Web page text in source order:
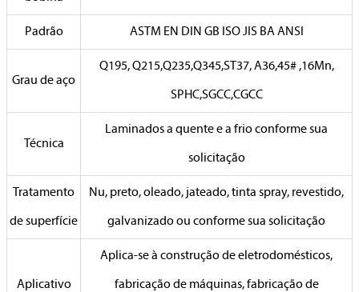
Padrão ASTM EN DIN GB ISO JIS BA ANSI
Grau de aço
Q195, Q215,Q235,Q345,ST37, A36,45# ,16Mn,
SPHC,SGCC,CGCC
Técnica
Laminados a quente e a frio conforme sua
solicitação
Tratamento
de superfície
Nu, preto, oleado, jateado, tinta spray, revestido,
galvanizado ou conforme sua solicitação
Aplicativo
Aplica-se à construção de eletrodomésticos,
fabricação de máquinas, fabricação de